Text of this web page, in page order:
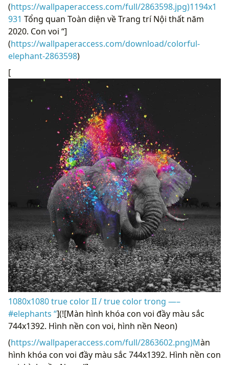
(https://wallpaperaccess.com/full/2863598.jpg)1194x1
931 Tổng quan Toàn diện về Trang trí Nội thất năm
2020. Con voi “]
(https://wallpaperaccess.com/download/colorful-
elephant-2863598)
[
1080x1080 true color II / true color trong —–
#elephants “](![Màn hình khóa con voi đầy màu sắc
744x1392. Hình nền con voi, hình nền Neon)
(https://wallpaperaccess.com/full/2863602.png)Màn
hình khóa con voi đầy màu sắc 744x1392. Hình nền con